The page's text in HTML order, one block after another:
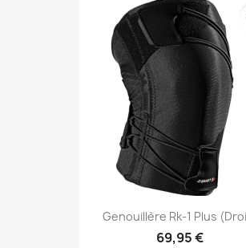
Genouillère Rk-1 Plus
69,95 €